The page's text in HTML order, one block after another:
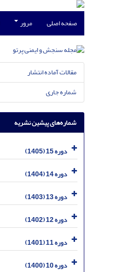
صفحه اصلی مرور
مقالات آماده انتشار
شماره جاری
شماره‌های پیشین نشریه
دوره 15 (1405)
دوره 14 (1404)
دوره 13 (1403)
دوره 12 (1402)
دوره 11 (1401)
دوره 10 (1400)